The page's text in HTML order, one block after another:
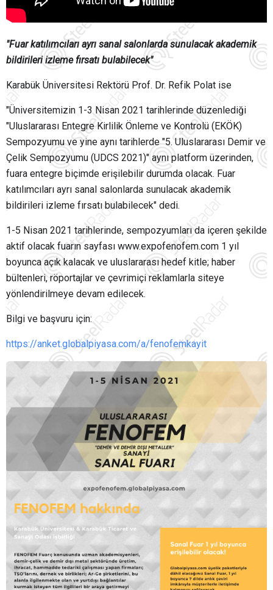
"Fuar katılımcıları ayrı sanal salonlarda sunulacak akademik
bildirileri izleme fırsatı bulabilecek"
Karabük Üniversitesi Rektörü Prof. Dr. Refik Polat ise
"Üniversitemizin 1-3 Nisan 2021 tarihlerinde düzenlediği
"Uluslararası Entegre Kirlilik Önleme ve Kontrolü (EKÖK)
Sempozyumu ve yine aynı tarihlerde "5. Uluslararası Demir ve
Çelik Sempozyumu (UDCS 2021)" aynı platform üzerinden,
fuara entegre biçimde erişilebilir durumda olacak. Fuar
katılımcıları ayrı sanal salonlarda sunulacak akademik
bildirileri izleme fırsatı bulabilecek" dedi.
1-5 Nisan 2021 tarihlerinde, sempozyumları da içeren şekilde
aktif olacak fuarın sayfası www.expofenofem.com 1 yıl
boyunca açık kalacak ve uluslararası hedef kitle; haber
bültenleri, röportajlar ve çevrimiçi reklamlarla siteye
yönlendirilmeye devam edilecek.
Bilgi ve başvuru için:
https://anket.globalpiyasa.com/a/fenofemkayit